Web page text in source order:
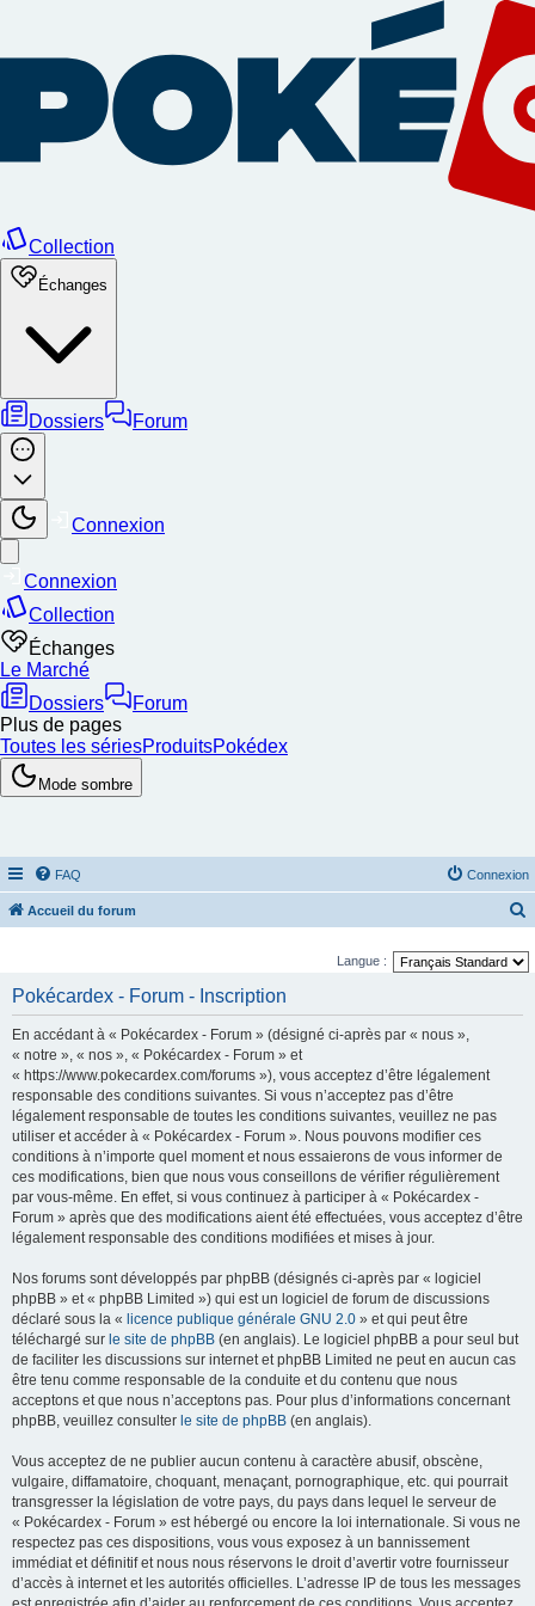
FAQ Connexion
Accueil du forum
Langue :
Pokécardex - Forum - Inscription
En accédant à « Pokécardex - Forum » (désigné ci-après par « nous »,
« notre », « nos », « Pokécardex - Forum » et
« https://www.pokecardex.com/forums »), vous acceptez d’être légalement
responsable des conditions suivantes. Si vous n’acceptez pas d’être
légalement responsable de toutes les conditions suivantes, veuillez ne pas
utiliser et accéder à « Pokécardex - Forum ». Nous pouvons modifier ces
conditions à n’importe quel moment et nous essaierons de vous informer de
ces modifications, bien que nous vous conseillons de vérifier régulièrement
par vous-même. En effet, si vous continuez à participer à « Pokécardex -
Forum » après que des modifications aient été effectuées, vous acceptez d’être
légalement responsable des conditions modifiées et mises à jour.
Nos forums sont développés par phpBB (désignés ci-après par « logiciel
phpBB » et « phpBB Limited ») qui est un logiciel de forum de discussions
déclaré sous la « licence publique générale GNU 2.0 » et qui peut être
téléchargé sur le site de phpBB (en anglais). Le logiciel phpBB a pour seul but
de faciliter les discussions sur internet et phpBB Limited ne peut en aucun cas
être tenu comme responsable de la conduite et du contenu que nous
acceptons et que nous n’acceptons pas. Pour plus d’informations concernant
phpBB, veuillez consulter le site de phpBB (en anglais).
Vous acceptez de ne publier aucun contenu à caractère abusif, obscène,
vulgaire, diffamatoire, choquant, menaçant, pornographique, etc. qui pourrait
transgresser la législation de votre pays, du pays dans lequel le serveur de
« Pokécardex - Forum » est hébergé ou encore la loi internationale. Si vous ne
respectez pas ces dispositions, vous vous exposez à un bannissement
immédiat et définitif et nous nous réservons le droit d’avertir votre fournisseur
d’accès à internet et les autorités officielles. L’adresse IP de tous les messages